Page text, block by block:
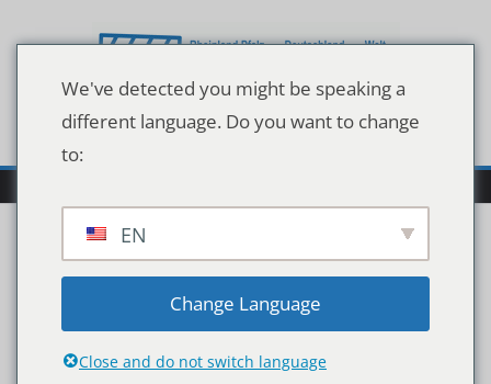
Inhalt
Wocheninzidenzwerte
Stand 11.03.2021
We've detected you might be speaking a
different language. Do you want to change
to:
EN
Change Language
Close and do not switch language